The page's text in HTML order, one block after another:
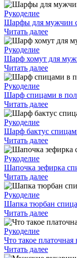
Рукоделие
Шарфы для мужчин
Читать далее
Рукоделие
Шарф хомут для
Читать далее
Рукоделие
Шарф спицами в
Читать далее
Рукоделие
Шарф бактус
Читать далее
Рукоделие
Шапочка зефирка
Читать далее
Рукоделие
Шапка тюрбан
Читать далее
Рукоделие
Что такое платочная
Читать далее